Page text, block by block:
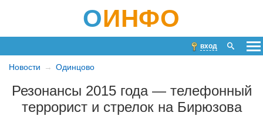
ОИНФО
вход
Новости Одинцово
Резонансы 2015 года — телефонный
террорист и стрелок на Бирюзова